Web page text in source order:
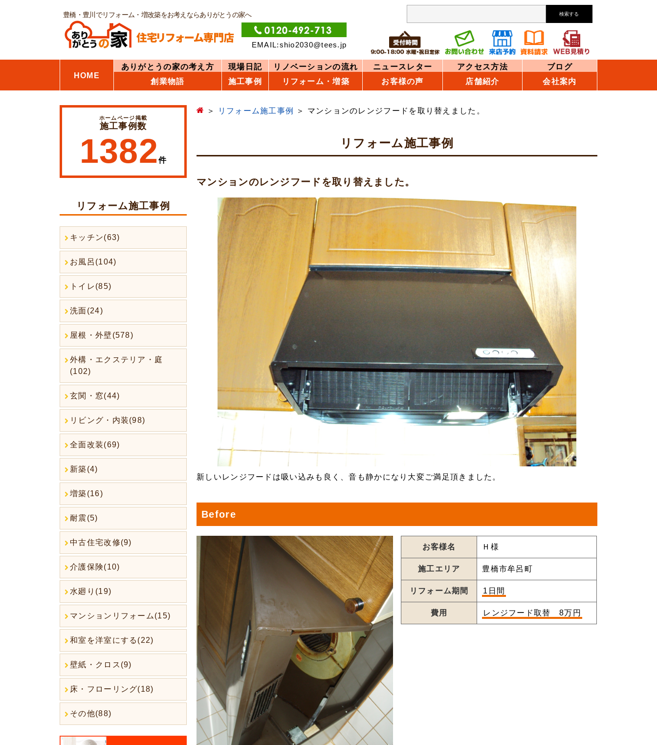
豊橋・豊川でリフォーム・増改築をお考えならありがとうの家へ
EMAIL:shio2030@tees.jp
検索する
HOME
ありがとうの家の考え方 現場日記 リノベーションの流れ ニュースレター アクセス方法
ブログ
創業物語
施工事例 リフォーム・増築 お客様の声 店舗紹介 会社案内
リフォーム施工事例 マンションのレンジフードを取り替えました。
リフォーム施工事例
マンションのレンジフードを取り替えました。
新しいレンジフードは吸い込みも良く、音も静かになり大変ご満足頂きました。
Before
お客様名 Ｈ様
施工エリア 豊橋市牟呂町
リフォーム期間 1日間
費用 レンジフード取替 8万円
ホームページ掲載
施工事例数
1382件
リフォーム施工事例
キッチン(63)
お風呂(104)
トイレ(85)
洗面(24)
屋根・外壁(578)
外構・エクステリア・庭
(102)
玄関・窓(44)
リビング・内装(98)
全面改装(69)
新築(4)
増築(16)
耐震(5)
中古住宅改修(9)
介護保険(10)
水廻り(19)
マンションリフォーム(15)
和室を洋室にする(22)
壁紙・クロス(9)
床・フローリング(18)
その他(88)